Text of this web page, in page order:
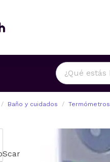
Baño y cuidados Termómetros